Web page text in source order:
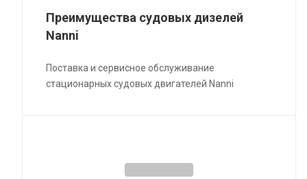
Преимущества судовых дизелей
Nanni
Поставка и сервисное обслуживание
стационарных судовых двигателей Nanni